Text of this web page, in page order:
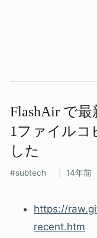
FlashAir で​最
1ファイルコ
した
subtech 14年前
https://
recent.htm